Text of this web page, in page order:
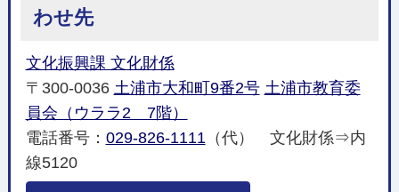
わせ先
文化振興課 文化財係
〒300-0036 土浦市大和町9番2号 土浦市教育委
員会（ウララ2 7階）
電話番号： 029-826-1111（代） 文化財係⇒内
線5120